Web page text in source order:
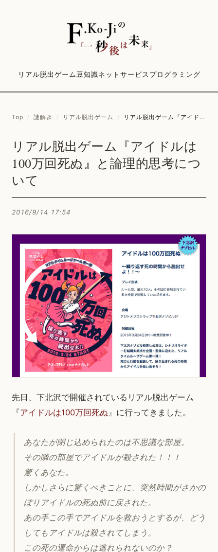
リアル脱出ゲーム豆知識ネットサービス プログラミング
Top / 謎解き / リアル脱出ゲーム / リアル脱出ゲーム『アイドルは100万回死ぬ』と論理的思考について
リアル脱出ゲーム『アイドルは
100万回死ぬ』と論理的思考につ
いて
2016/9/14 17:54
先日、下北沢で開催されているリアル脱出ゲーム
『アイドルは100万回死ぬ』に行ってきました。
あなたが閉じ込められたのは不思議な部屋。
その隣の部屋でアイドルが殺された！！！
驚くあなた。
しかしさらに驚くべきことに、突然時間がさかの
ぼりアイドルの死ぬ前に戻された。
あの手この手でアイドルを救おうとするが、どう
してもアイドルは殺されてしまう。
この死の運命からは逃れられないのか？